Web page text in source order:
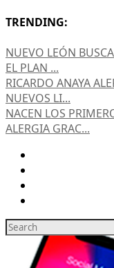
TRENDING:
NUEVO LEÓN
EL PLAN ...
RICARDO ANAYA
NUEVOS LI...
NACEN LOS
ALERGIA GRAC...